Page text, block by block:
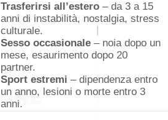
Trasferirsi all’estero – da 3 a 15
anni di instabilità, nostalgia, stress
culturale.
Sesso occasionale – noia dopo un
mese, esaurimento dopo 20
partner.
Sport estremi – dipendenza entro
un anno, lesioni o morte entro 3
anni.